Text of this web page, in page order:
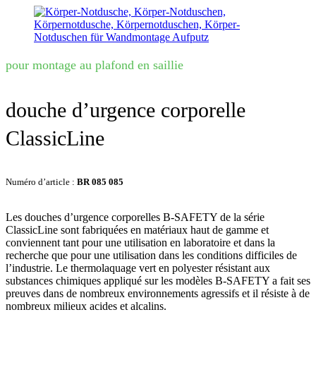
pour montage au plafond en saillie
douche d’urgence corporelle
ClassicLine
Numéro d’article : BR 085 085
Les douches d’urgence corporelles B-SAFETY de la série
ClassicLine sont fabriquées en matériaux haut de gamme et
conviennent tant pour une utilisation en laboratoire et dans la
recherche que pour une utilisation dans les conditions difficiles de
l’industrie. Le thermolaquage vert en polyester résistant aux
substances chimiques appliqué sur les modèles B-SAFETY a fait ses
preuves dans de nombreux environnements agressifs et il résiste à de
nombreux milieux acides et alcalins.